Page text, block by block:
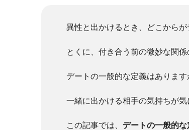
異性と出かけるとき、どこから
とくに、付き合う前の微妙な関
デートの一般的な定義はありま
一緒に出かける相手の気持ちが
この記事では、 デートの一般的